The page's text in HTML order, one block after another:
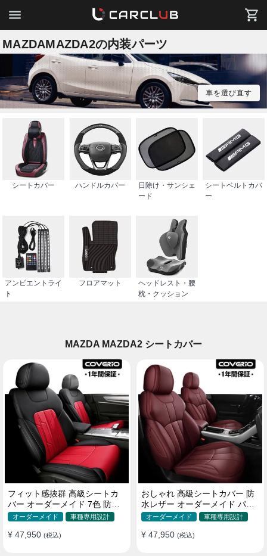
MAZDAMAZDA2の内装パーツ
車を選び直す
シートカバー ハンドルカバー
日除け・サンシェ
ード
シートベルトカバ
ー
アンビエントライ
ト
フロアマット
ヘッドレスト・腰
枕・クッション
MAZDA MAZDA2 シートカバー
フィット感抜群 高級シートカ
バー オーダーメイド 7色 防水
レザー おしゃれ 全席セット
オーダーメイド 車種専用設計
¥ 47,950 (税込)
おしゃれ 高級シートカバー 防
水レザー オーダーメイド パン
チング加工 9色 全席セット
オーダーメイド 車種専用設計
¥ 47,950 (税込)